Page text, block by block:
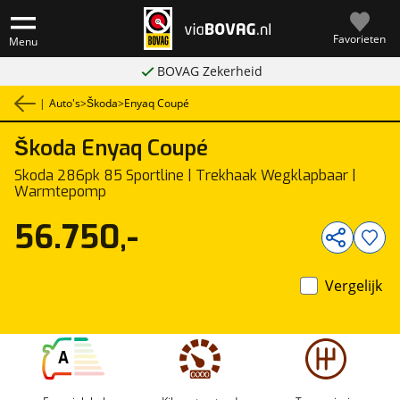
Menu Favorieten
BOVAG Zekerheid
| Auto's>Škoda>Enyaq Coupé
Škoda Enyaq Coupé
Skoda 286pk 85 Sportline | Trekhaak Wegklapbaar |
Warmtepomp
A
56.750,-
Vergelijk